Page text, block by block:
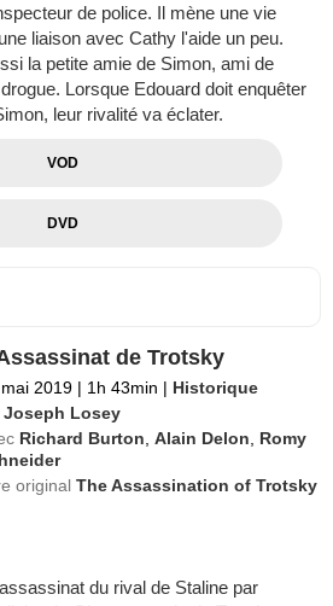
de police. Il mène une vie
liaison avec Cathy l'aide un peu.
la petite amie de Simon, ami de
Lorsque Edouard doit enquêter
leur rivalité va éclater.
VOD
DVD
de Trotsky
2019 | 1h 43min | Historique
Joseph Losey
Richard Burton ,Alain Delon
Romy
originalThe Assassination of Trotsky
du rival de Staline par